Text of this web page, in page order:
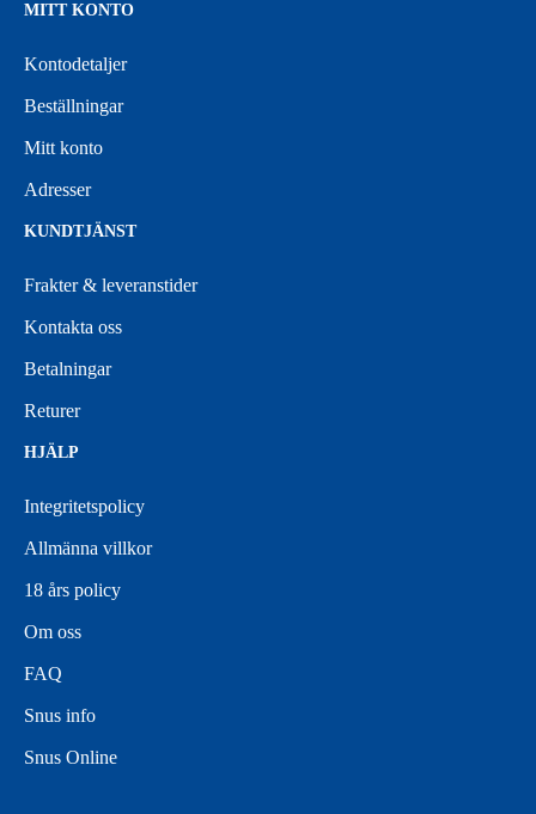
MITT KONTO
Kontodetaljer
Beställningar
Mitt konto
Adresser
KUNDTJÄNST
Frakter & leveranstider
Kontakta oss
Betalningar
Returer
HJÄLP
Integritetspolicy
Allmänna villkor
18 års policy
Om oss
FAQ
Snus info
Snus Online